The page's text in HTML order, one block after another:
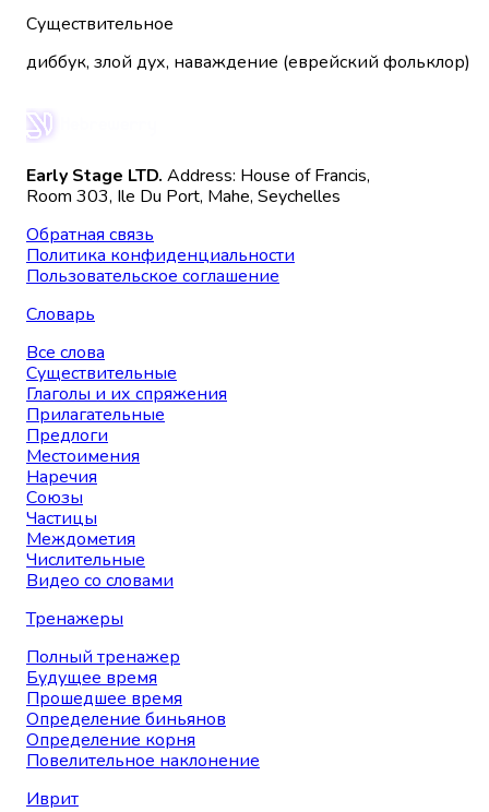
Существительное
диббук, злой дух, наваждение (еврейский фольклор)
Early Stage LTD. Address: House of Francis,
Room 303, Ile Du Port, Mahe, Seychelles
Обратная связь
Политика конфиденциальности
Пользовательское соглашение
Словарь
Все слова
Существительные
Глаголы и их спряжения
Прилагательные
Предлоги
Местоимения
Наречия
Союзы
Частицы
Междометия
Числительные
Видео со словами
Тренажеры
Полный тренажер
Будущее время
Прошедшее время
Определение биньянов
Определение корня
Повелительное наклонение
Иврит